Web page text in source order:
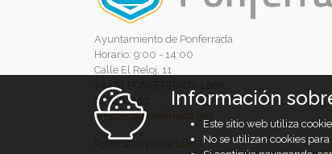
Ayuntamiento de Ponferrada
Horario: 9:00 - 14:00
Calle El Reloj, 11
24401 PONFERRADA León
987456462
empleo@ponferrada.org
Política de privacidad
Información
Este sitio web utiliza
No se utilizan cookies